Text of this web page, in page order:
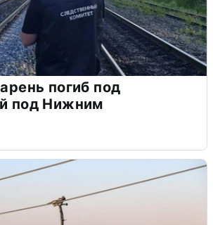
погиб под
под Нижним